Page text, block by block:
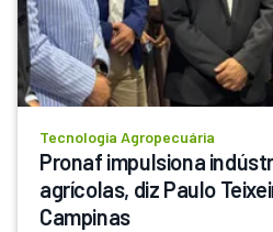
Tecnologia Agropecuária
Pronaf impulsiona
agrícolas, diz Paulo
Campinas